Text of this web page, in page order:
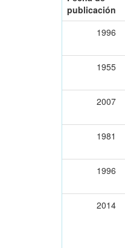
publicación
1996
1955
2007
1981
1996
2014